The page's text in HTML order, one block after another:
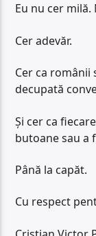
Eu nu cer
Cer adevăr.
Cer ca românii
decupată
Și cer ca
butoane sau a
Până la capăt.
Cu respect